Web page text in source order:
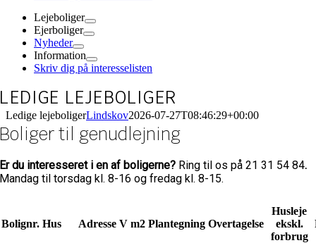
Lejeboliger
Ejerboliger
Nyheder
Information
Skriv dig på interesselisten
LEDIGE LEJEBOLIGER
Ledige lejeboligerLindskov2026-07-27T08:46:29+00:00
Boliger til genudlejning
Er du interesseret i en af boligerne? Ring til os på 21 31 54 84.
Mandag til torsdag kl. 8-16 og fredag kl. 8-15.
Bolignr. Hus Adresse V m2 Plantegning Overtagelse
Husleje
ekskl.
forbrug